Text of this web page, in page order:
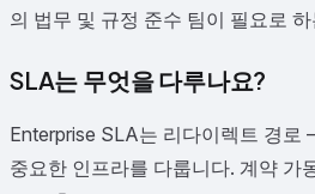
의 법무 및 규정 준수 팀이 필요로
SLA는 무엇을 다루나요?
Enterprise SLA는 리다이렉트 경로
중요한 인프라를 다룹니다. 계약 가